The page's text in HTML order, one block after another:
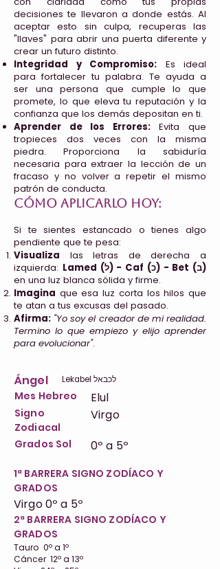
decisiones te llevaron a donde estás. Al
aceptar esto sin culpa, recuperas las
"llaves" para abrir una puerta diferente y
crear un futuro distinto.
Integridad y Compromiso: Es ideal
para fortalecer tu palabra. Te ayuda a
ser una persona que cumple lo que
promete, lo que eleva tu reputación y la
confianza que los demás depositan en ti.
Aprender de los Errores:Evita que
tropieces dos veces con la misma
piedra. Proporciona la sabiduría
necesaria para extraer la lección de un
fracaso y no volver a repetir el mismo
patrón de conducta.
Cómo aplicarlo hoy:
Si te sientes estancado o tienes algo
pendiente que te pesa:
Visualiza las letras de derecha a
izquierda:
Lamed (ל) - Caf (כ) - Bet (ב)
en una luz blanca sólida y firme.
Imagina que esa luz corta los hilos que
te atan a tus excusas del pasado.
Afirma: "Yo soy el creador de mi realidad.
Termino lo que empiezo y elijo aprender
para evolucionar".
Ángel Lekabel לכבאל
Mes Hebreo Elul
Signo
Zodiacal
Virgo
Grados Sol 0º a 5º
1ª BARRERA SIGNO ZODÍACO Y
GRADOS
Virgo 0º a 5º
2ª BARRERA SIGNO ZODÍACO Y
GRADOS
Tauro 0º a 1º
Cáncer 12º a 13º